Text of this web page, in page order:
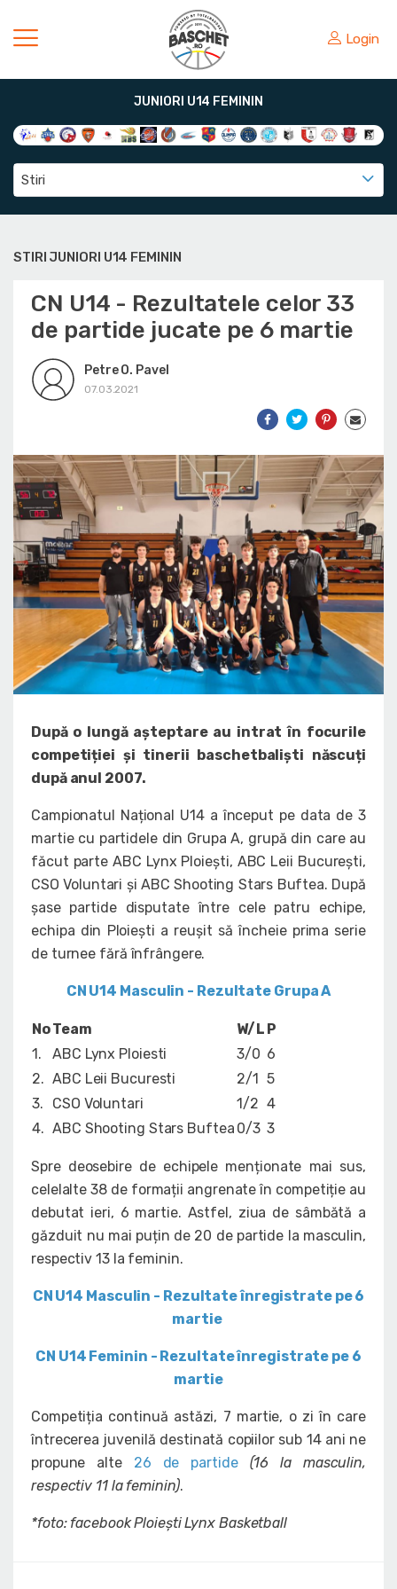
Login
JUNIORI U14 FEMININ
Stiri
STIRI JUNIORI U14 FEMININ
CN U14 - Rezultatele celor 33
de partide jucate pe 6 martie
Petre O. Pavel
07.03.2021
După o lungă așteptare au intrat în focurile
competiției și tinerii baschetbaliști născuți
după anul 2007.
Campionatul Național U14 a început pe data de 3
martie cu partidele din Grupa A, grupă din care au
făcut parte ABC Lynx Ploiești, ABC Leii București,
CSO Voluntari și ABC Shooting Stars Buftea. După
șase partide disputate între cele patru echipe,
echipa din Ploiești a reușit să încheie prima serie
de turnee fără înfrângere.
CN U14 Masculin - Rezultate Grupa A
NoTeam W/L P
1.
ABC Lynx Ploiesti 3/0 6
2. ABC Leii Bucuresti 2/1 5
3.
CSO Voluntari 1/2 4
4. ABC Shooting Stars Buftea 0/3 3
Spre deosebire de echipele menționate mai sus,
celelalte 38 de formații angrenate în competiție au
debutat ieri, 6 martie. Astfel, ziua de sâmbătă a
găzduit nu mai puțin de 20 de partide la masculin,
respectiv 13 la feminin.
CN U14 Masculin - Rezultate înregistrate pe 6
martie
CN U14 Feminin - Rezultate înregistrate pe 6
martie
Competiția continuă astăzi, 7 martie, o zi în care
întrecerea juvenilă destinată copiilor sub 14 ani ne
propune alte 26 de partide
(16 la masculin,
respectiv 11 la feminin).
*foto: facebook Ploiești Lynx Basketball